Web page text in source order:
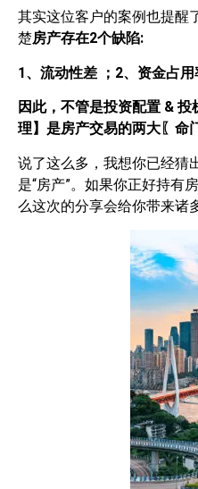
其实这位客户的案例也提醒
楚房产存在2个缺陷:
1、流动性差 ； 2、资金占用
因此，不管是投资配置 &投
理】是房产交易的两大〖命
说了这么多，我想你已经猜
是“房产”。如果你正好持有
么这次的分享会给你带来诸